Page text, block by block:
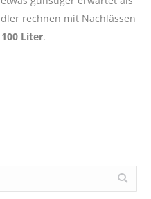
rechnen mit Nachlässen
100 Liter.